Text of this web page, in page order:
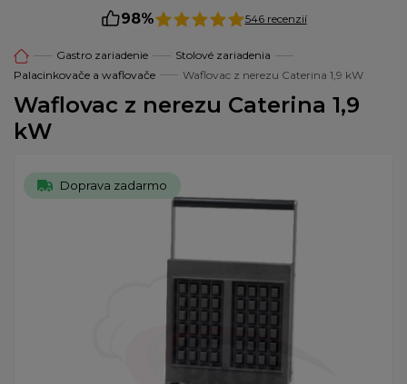
98% 546 recenzií
Gastro zariadenie
Stolové zariadenia
Palacinkovače a waflovače
Waflovac z nerezu Caterina 1,9 kW
Waflovac z nerezu Caterina 1,9
kW
Doprava zadarmo